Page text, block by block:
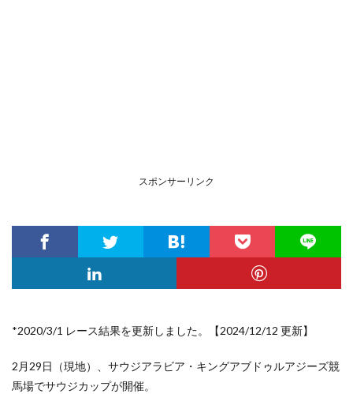
スポンサーリンク
*2020/3/1 レース結果を更新しました。【2024/12/12 更新】
2月29日（現地）、サウジアラビア・キングアブドゥルアジーズ競
馬場でサウジカップが開催。